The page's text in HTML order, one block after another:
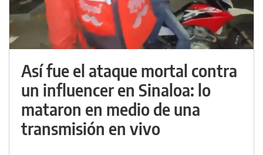
Así fue el ataque mortal contra
un influencer en Sinaloa: lo
mataron en medio de una
transmisión en vivo